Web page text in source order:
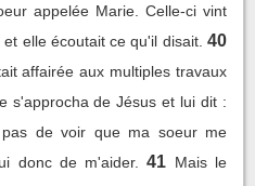
appelée Marie. Celle-ci vint
elle écoutait ce qu'il disait. 40
affairée aux multiples travaux
s'approcha de Jésus et lui dit :
de voir que ma soeur me
donc de m'aider.
41 Mais le